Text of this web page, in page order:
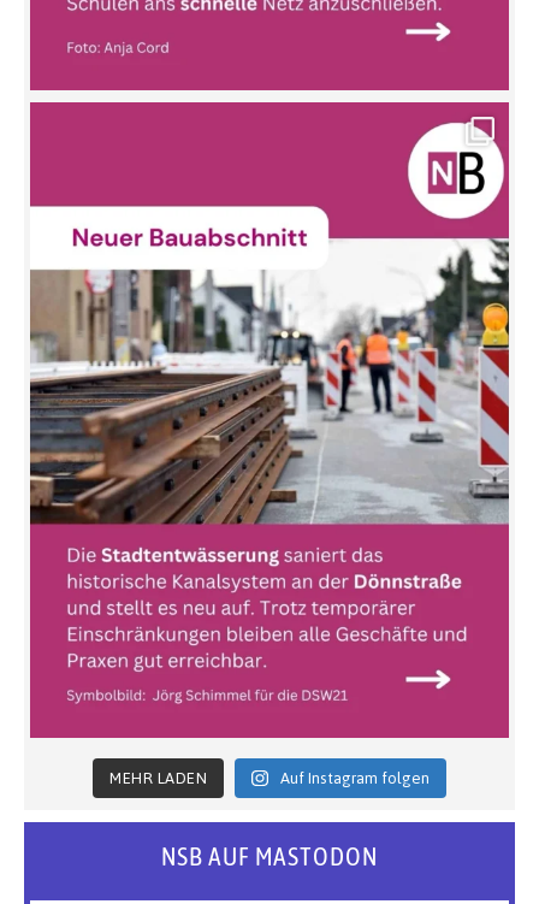
MEHR LADEN Auf Instagram folgen
NSB AUF MASTODON